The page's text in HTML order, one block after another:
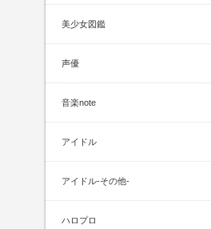
美少女図鑑
声優
音楽note
アイドル
アイドル-その他-
ハロプロ